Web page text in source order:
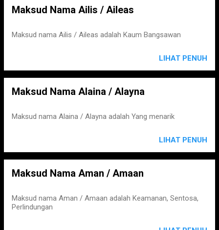
Maksud Nama Ailis / Aileas
Maksud nama Ailis / Aileas adalah Kaum Bangsawan
LIHAT PENUH
Maksud Nama Alaina / Alayna
Maksud nama Alaina / Alayna adalah Yang menarik
LIHAT PENUH
Maksud Nama Aman / Amaan
Maksud nama Aman / Amaan adalah Keamanan, Sentosa,
Perlindungan